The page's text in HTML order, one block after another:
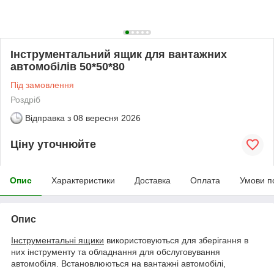
Інструментальний ящик для вантажних
автомобілів 50*50*80
Під замовлення
Роздріб
Відправка з 08 вересня 2026
Ціну уточнюйте
Опис Характеристики Доставка Оплата Умови
Опис
Інструментальні ящики використовуються для зберігання в
них інструменту та обладнання для обслуговування
автомобіля. Встановлюються на вантажні автомобілі,